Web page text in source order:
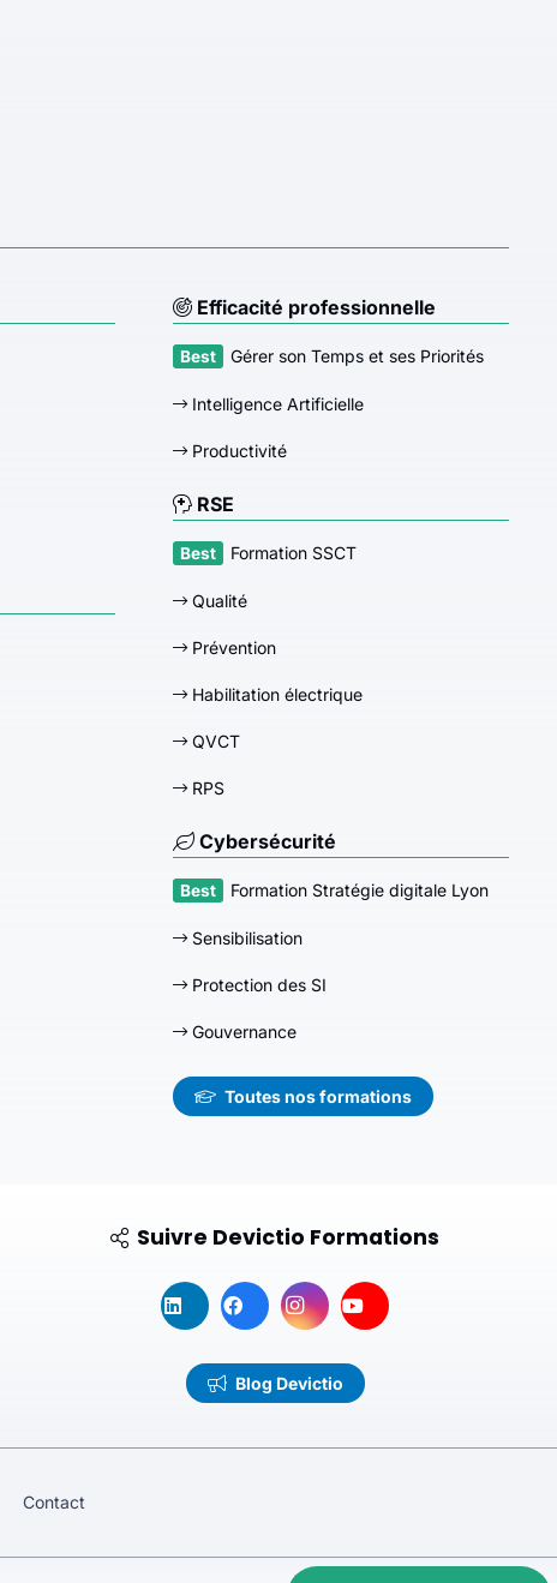
Efficacité professionnelle
Gérer son Temps et ses Priorités
Intelligence Artificielle
Productivité
RSE
Formation SSCT
Qualité
Prévention
Habilitation électrique
QVCT
RPS
Cybersécurité
Formation Stratégie digitale Lyon
Sensibilisation
Protection des SI
Gouvernance
Toutes nos formations
Suivre Devictio Formations
Blog Devictio
Contact